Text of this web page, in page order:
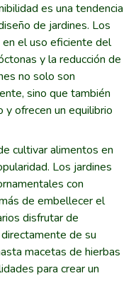
es una tendencia
de jardines. Los
el uso eficiente del
y la reducción de
no solo son
sino que también
y ofrecen un equilibrio
cultivar alimentos en
Los jardines
con
de embellecer el
disfrutar de
de su
macetas de hierbas
para crear un